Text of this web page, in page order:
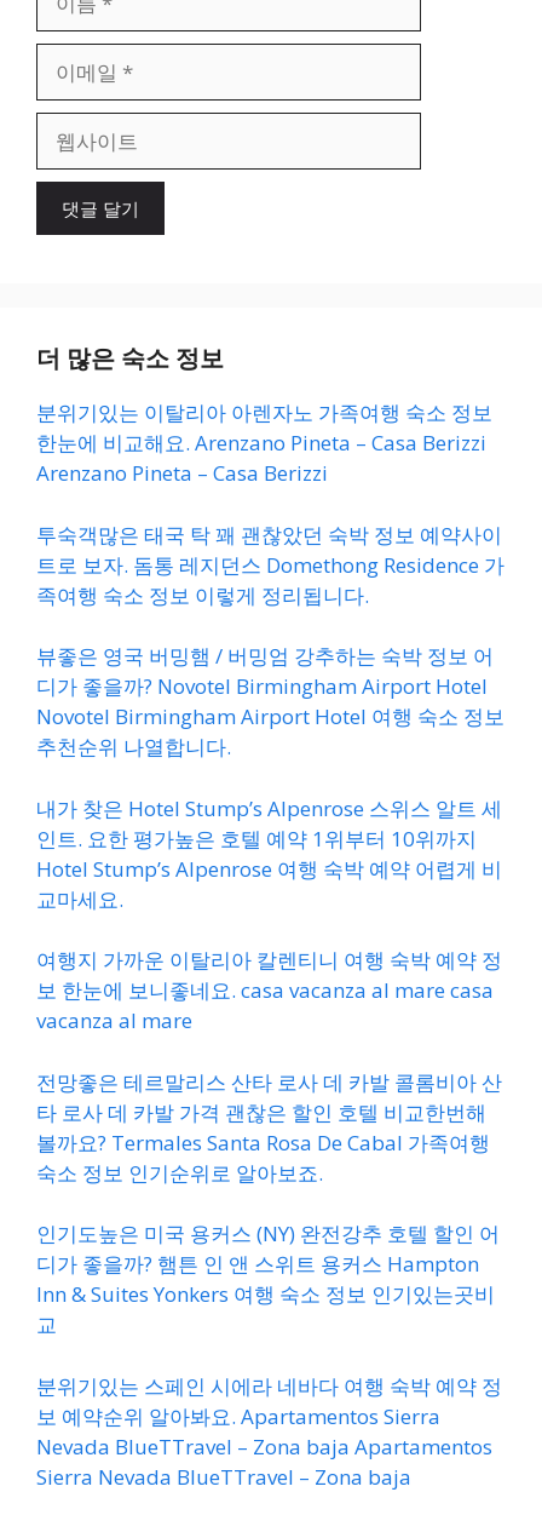
일
이
더 많은 숙소 정보
분위기있는 이탈리아 아렌자노 가족여행 숙소 정보
한눈에 비교해요. Arenzano Pineta – Casa Berizzi
Arenzano Pineta – Casa Berizzi
투숙객많은 태국 탁 꽤 괜찮았던 숙박 정보 예약사이
트로 보자. 돔통 레지던스 Domethong Residence 가
족여행 숙소 정보 이렇게 정리됩니다.
뷰좋은 영국 버밍햄 / 버밍엄 강추하는 숙박 정보 어
디가 좋을까? Novotel Birmingham Airport Hotel
Novotel Birmingham Airport Hotel 여행 숙소 정보
추천순위 나열합니다.
내가 찾은 Hotel Stump’s Alpenrose 스위스 알트 세
인트. 요한 평가높은 호텔 예약 1위부터 10위까지
Hotel Stump’s Alpenrose 여행 숙박 예약 어렵게 비
교마세요.
여행지 가까운 이탈리아 칼렌티니 여행 숙박 예약 정
보 한눈에 보니좋네요. casa vacanza al mare casa
vacanza al mare
전망좋은 테르말리스 산타 로사 데 카발 콜롬비아 산
타 로사 데 카발 가격 괜찮은 할인 호텔 비교한번해
볼까요? Termales Santa Rosa De Cabal 가족여행
숙소 정보 인기순위로 알아보죠.
인기도높은 미국 용커스 (NY) 완전강추 호텔 할인 어
디가 좋을까? 햄튼 인 앤 스위트 용커스 Hampton
Inn & Suites Yonkers 여행 숙소 정보 인기있는곳비
교
분위기있는 스페인 시에라 네바다 여행 숙박 예약 정
보 예약순위 알아봐요. Apartamentos Sierra
Nevada BlueTTravel – Zona baja Apartamentos
Sierra Nevada BlueTTravel – Zona baja